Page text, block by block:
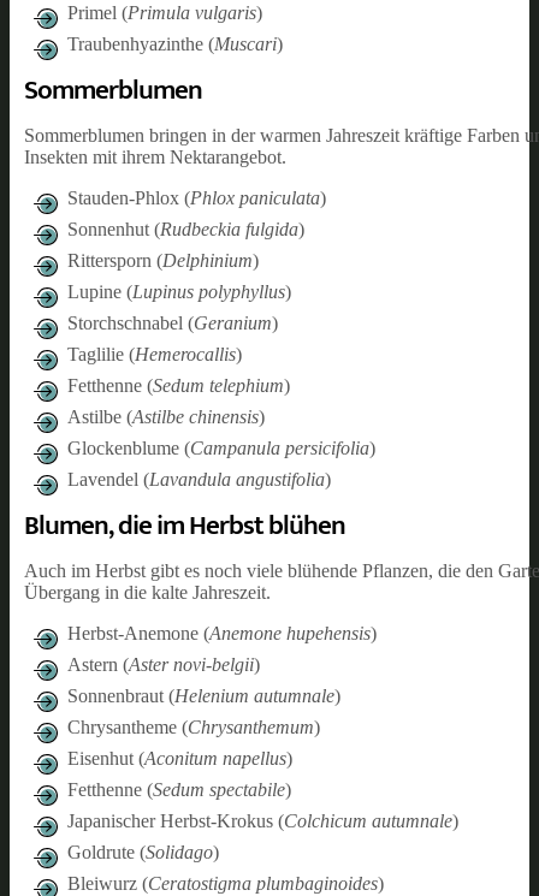
Primel (Primula vulgaris)
Traubenhyazinthe (Muscari)
Sommerblumen
Sommerblumen bringen in der warmen Jahreszeit kräftige
Insekten mit ihrem Nektarangebot.
Stauden-Phlox (Phlox paniculata)
Sonnenhut (Rudbeckia fulgida)
Rittersporn (Delphinium)
Lupine (Lupinus polyphyllus)
Storchschnabel (Geranium)
Taglilie (Hemerocallis)
Fetthenne (Sedum telephium)
Astilbe (Astilbe chinensis)
Glockenblume (Campanula persicifolia)
Lavendel (Lavandula angustifolia)
Blumen, die im Herbst blühen
Auch im Herbst gibt es noch viele blühende Pflanzen, die den
Übergang in die kalte Jahreszeit.
Herbst-Anemone (Anemone hupehensis)
Astern (Aster novi-belgii)
Sonnenbraut (Helenium autumnale)
Chrysantheme (Chrysanthemum)
Eisenhut (Aconitum napellus)
Fetthenne (Sedum spectabile)
Japanischer Herbst-Krokus (Colchicum autumnale)
Goldrute (Solidago)
Bleiwurz (Ceratostigma plumbaginoides)